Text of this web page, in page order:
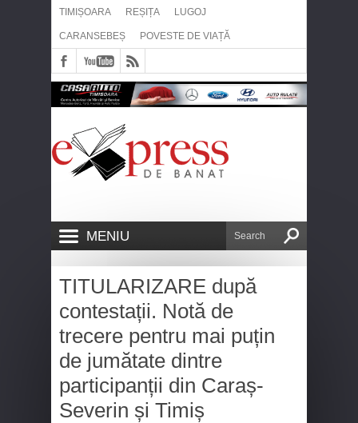
TIMIȘOARA REȘIȚA LUGOJ
CARANSEBEȘ POVESTE DE VIAȚĂ
MENIU
TITULARIZARE după
contestații. Notă de
trecere pentru mai puțin
de jumătate dintre
participanții din Caraș-
Severin și Timiș